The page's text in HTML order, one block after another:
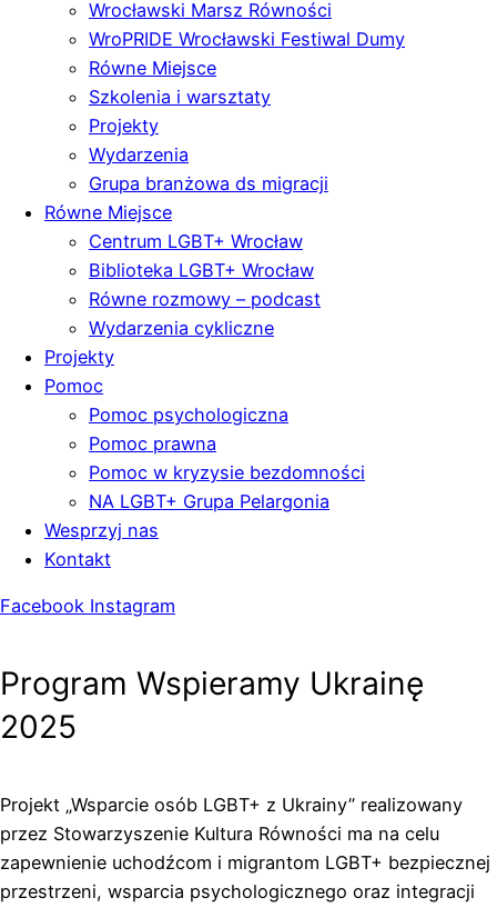
Wrocławski Marsz Równości
WroPRIDE Wrocławski Festiwal Dumy
Równe Miejsce
Szkolenia i warsztaty
Projekty
Wydarzenia
Grupa branżowa ds migracji
Równe Miejsce
Centrum LGBT+ Wrocław
Biblioteka LGBT+ Wrocław
Równe rozmowy – podcast
Wydarzenia cykliczne
Projekty
Pomoc
Pomoc psychologiczna
Pomoc prawna
Pomoc w kryzysie bezdomności
NA LGBT+ Grupa Pelargonia
Wesprzyj nas
Kontakt
Facebook Instagram
Program Wspieramy Ukrainę
2025
Projekt „Wsparcie osób LGBT+ z Ukrainy” realizowany
przez Stowarzyszenie Kultura Równości ma na celu
zapewnienie uchodźcom i migrantom LGBT+ bezpiecznej
przestrzeni, wsparcia psychologicznego oraz integracji